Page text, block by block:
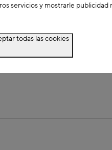
más imágenes
servicios y mostrarle
todas las cookies